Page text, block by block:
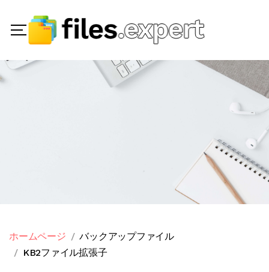
ホームページ
バックアップファイル
KB2ファイル拡張子